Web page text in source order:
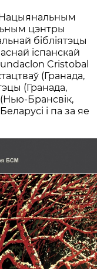
Нацыянальным
цэнтры
бiблiятэцы
iспанскай
Cristobal
(Гранада,
(Гранада,
Брансвiк,
і па за яе